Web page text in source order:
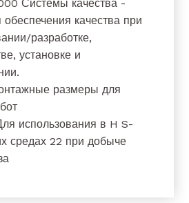
Системы качества -
качества при
разработке,
установке и
размеры для
использования в H S-
средах 22 при добыче